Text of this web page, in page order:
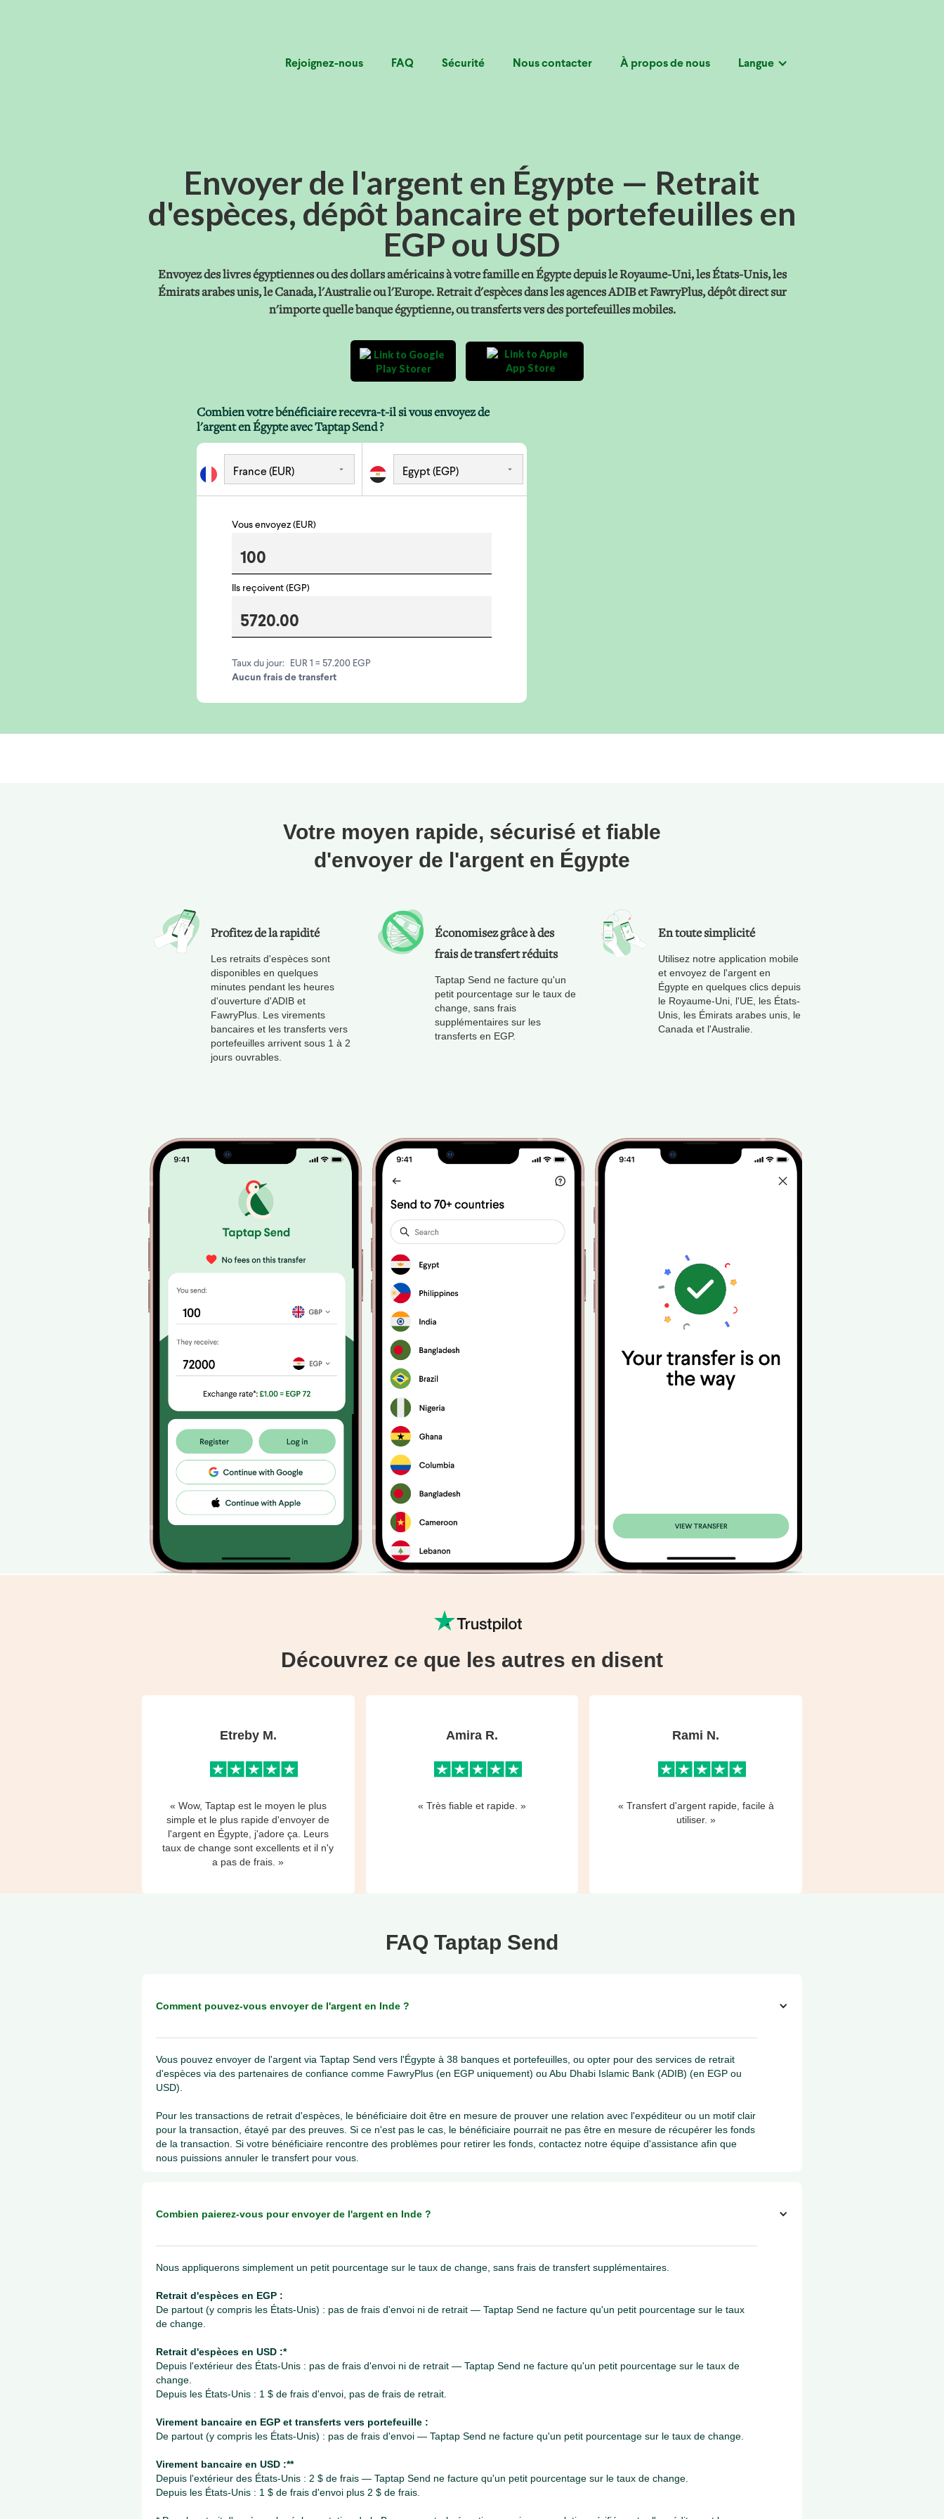
Rejoignez-nous FAQ Sécurité Nous contacter À propos de nous Langue
Envoyer de l'argent en Égypte — Retrait
d'espèces, dépôt bancaire et portefeuilles en
EGP ou USD
Envoyez des livres égyptiennes ou des dollars américains à votre famille en Égypte depuis le Royaume-Uni, les États-Unis, les
Émirats arabes unis, le Canada, l'Australie ou l'Europe. Retrait d'espèces dans les agences ADIB et FawryPlus, dépôt direct sur
n'importe quelle banque égyptienne, ou transferts vers des portefeuilles mobiles.
Combien votre bénéficiaire recevra-t-il si vous envoyez de
l'argent en Égypte avec Taptap Send ?
Vous envoyez (EUR)
Ils reçoivent (EGP)
Taux du jour:
EUR 1 = 57.200 EGP
Aucun frais de transfert
Votre moyen rapide, sécurisé et fiable
d'envoyer de l'argent en Égypte
Profitez de la rapidité
Les retraits d'espèces sont
disponibles en quelques
minutes pendant les heures
d'ouverture d'ADIB et
FawryPlus. Les virements
bancaires et les transferts vers
portefeuilles arrivent sous 1 à 2
jours ouvrables.
Économisez grâce à des
frais de transfert réduits
Taptap Send ne facture qu'un
petit pourcentage sur le taux de
change, sans frais
supplémentaires sur les
transferts en EGP.
En toute simplicité
Utilisez notre application mobile
et envoyez de l'argent en
Égypte en quelques clics depuis
le Royaume-Uni, l'UE, les États-
Unis, les Émirats arabes unis, le
Canada et l'Australie.
Découvrez ce que les autres en disent
Etreby M.
« Wow, Taptap est le moyen le plus
simple et le plus rapide d'envoyer de
l'argent en Égypte, j'adore ça. Leurs
taux de change sont excellents et il n'y
a pas de frais. »
Amira R.
« Très fiable et rapide. »
Rami N.
« Transfert d'argent rapide, facile à
utiliser. »
FAQ Taptap Send
Comment pouvez-vous envoyer de l'argent en Inde ?
Vous pouvez envoyer de l'argent via Taptap Send vers l'Égypte à 38 banques et portefeuilles, ou opter pour des services de retrait
d'espèces via des partenaires de confiance comme FawryPlus (en EGP uniquement) ou Abu Dhabi Islamic Bank (ADIB) (en EGP ou
USD).
Pour les transactions de retrait d'espèces, le bénéficiaire doit être en mesure de prouver une relation avec l'expéditeur ou un motif clair
pour la transaction, étayé par des preuves. Si ce n'est pas le cas, le bénéficiaire pourrait ne pas être en mesure de récupérer les fonds
de la transaction. Si votre bénéficiaire rencontre des problèmes pour retirer les fonds, contactez notre équipe d'assistance afin que
nous puissions annuler le transfert pour vous.
Combien paierez-vous pour envoyer de l'argent en Inde ?
Nous appliquerons simplement un petit pourcentage sur le taux de change, sans frais de transfert supplémentaires.
Retrait d'espèces en EGP :
De partout (y compris les États-Unis) : pas de frais d'envoi ni de retrait — Taptap Send ne facture qu'un petit pourcentage sur le taux
de change.
Retrait d'espèces en USD :*
Depuis l'extérieur des États-Unis : pas de frais d'envoi ni de retrait — Taptap Send ne facture qu'un petit pourcentage sur le taux de
change.
Depuis les États-Unis : 1 $ de frais d'envoi, pas de frais de retrait.
Virement bancaire en EGP et transferts vers portefeuille :
De partout (y compris les États-Unis) : pas de frais d'envoi — Taptap Send ne facture qu'un petit pourcentage sur le taux de change.
Virement bancaire en USD :**
Depuis l'extérieur des États-Unis : 2 $ de frais — Taptap Send ne facture qu'un petit pourcentage sur le taux de change.
Depuis les États-Unis : 1 $ de frais d'envoi plus 2 $ de frais.